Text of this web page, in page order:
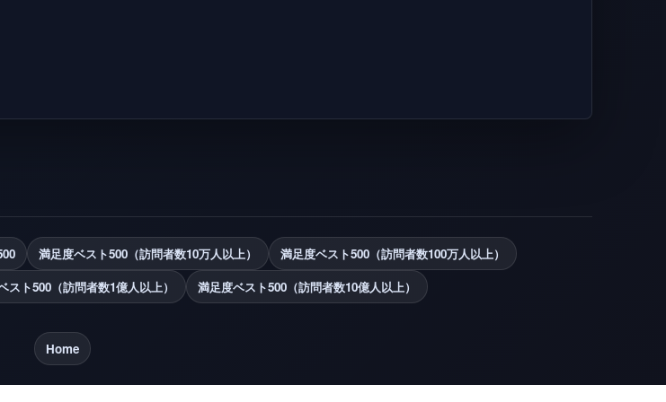
満足度ベスト500（訪問者数10万人以上）
満足度ベスト500（訪問者数100万人以上）
スト500（訪問者数1億人以上） 満足度ベスト500（訪問者数10億人以上）
Home